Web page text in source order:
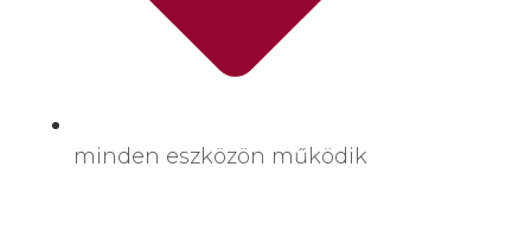
minden eszközön működik